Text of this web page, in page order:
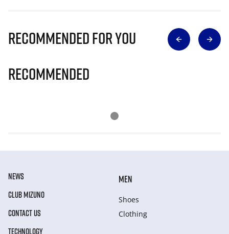
Recommended for you
Recommended
NEWS
CLUB MIZUNO
CONTACT US
TECHNOLOGY
MEN
Shoes
Clothing